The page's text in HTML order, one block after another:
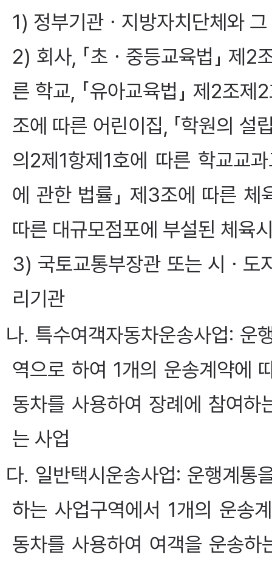
1) 정부기관ㆍ지방자치단체와
2) 회사, 「초ㆍ중등교육법」 제2
른 학교, 「유아교육법」 제2조제
조에 따른 어린이집, 「학원의 설
의2제1항제1호에 따른 학교교
에 관한 법률」 제3조에 따른 체
따른 대규모점포에 부설된 체육
3) 국토교통부장관 또는 시ㆍ도
리기관
나. 특수여객자동차운송사업: 운
역으로 하여 1개의 운송계약에
동차를 사용하여 장례에 참여
는 사업
다. 일반택시운송사업: 운행계통
하는 사업구역에서 1개의 운송
동차를 사용하여 여객을 운송